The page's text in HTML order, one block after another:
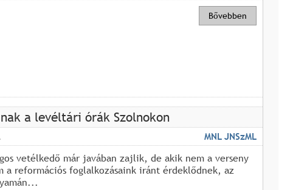
Bővebben
a levéltári órák Szolnokon
MNL JNSzML
vetélkedő már javában zajlik, de akik nem a verseny
a reformációs foglalkozásaink iránt érdeklődnek, az